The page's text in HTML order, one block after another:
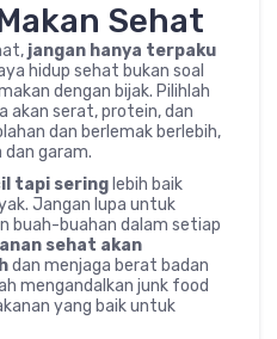
Sehat
jangan hanya terpaku
hidup sehat bukan soal
dengan bijak. Pilihlah
akan serat, protein, dan
dan berlemak berlebih,
garam.
tapi sering lebih baik
Jangan lupa untuk
buah-buahan dalam setiap
sehat akan
dan menjaga berat badan
mengandalkan junk food
yang baik untuk